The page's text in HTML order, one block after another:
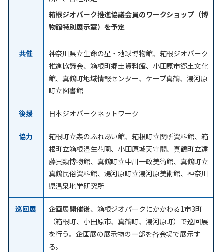
箱根ジオパーク推進協議会員のワークショップ（博
物館特別展示室）を予定
共催
神奈川県立生命の星・地球博物館、箱根ジオパーク
推進協議会、箱根町郷土資料館、小田原市郷土文化
館、真鶴町地域情報センター、ケープ真鶴、湯河原
町立図書館
後援 日本ジオパークネットワーク
協力
箱根町立森のふれあい館、箱根町立関所資料館、箱
根町立箱根湿生花園、小田原城天守閣、真鶴町立遠
藤貝類博物館、真鶴町立中川一政美術館、真鶴町立
真鶴民俗資料館、湯河原町立湯河原美術館、神奈川
県温泉地学研究所
巡回展
企画展開催後、箱根ジオパークにかかわる1市3町
（箱根町、小田原市、真鶴町、湯河原町）で巡回展
を行う。企画展の展示物の一部を各会場で展示す
る。